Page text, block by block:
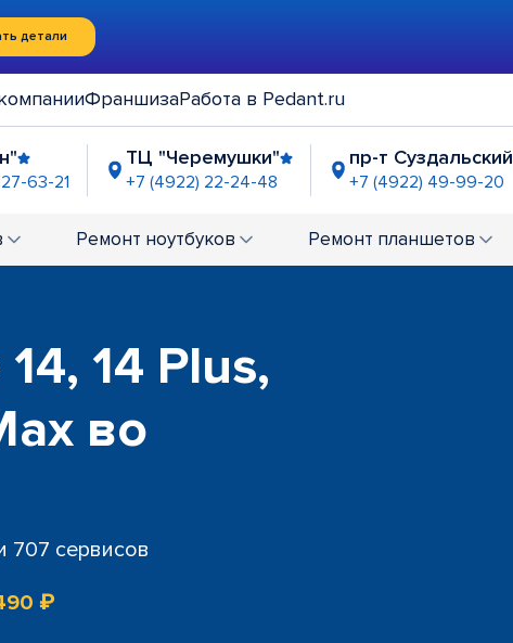
детали
ФраншизаРабота в Pedant.ru
63-21
ТЦ "Черемушки"
+7 (4922) 22-24-48
пр-т Суздальский
+7 (4922) 49-99-20
22-23-63Ремонт ноутбуков Ремонт планшетов
14 Plus,
во
707 сервисов
₽